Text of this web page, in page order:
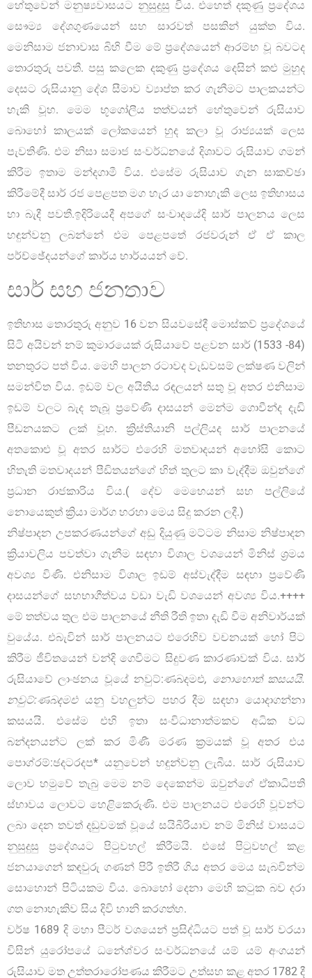
හේතුවෙන් මනුෂ්‍යවාසයට නුසුදුසු විය. එහෙත් දකුණු ප්‍රදේශය
සෞම්‍ය දේශගුණයෙන් සහ සාරවත් පසකින් යුක්ත විය.
මෙනිසාම ජනාවාස බිහි වීම මේ ප්‍රදේශයෙන් ආරම්භ වූ බවටද
තොරතුරු පවතී. පසු කලෙක දකුණු ප්‍රදේශය දෙසින් කළු මුහුද
දෙසට රුසියානු දේශ සීමාව ව්‍යාප්ත කර ගැනීමට පාලකයන්ට
හැකි වූහ. මෙම භූගෝලීය තත්වයන් හේතුවෙන් රුසියාව
බොහෝ කාලයක් ලෝකයෙන් හුද කලා වූ රාජ්‍යයක් ලෙස
පැවතිණි. එම නිසා සමාජ සංවර්ධනයේ දිශාවට රුසියාව ගමන්
කිරීම ඉතාම මන්දගාමී විය. එසේම රුසියාව ගැන සාකච්ඡා
කිරීමේදී සාර් රජ පෙළපත මග හැර යා නොහැකි ලෙස ඉතිහාසය
හා බැදී පවතී.ඉදිරියෙදී අපගේ සංවාදයේදි සාර් පාලනය ලෙස
හඳුන්වනු ලබන්නේ එම පෙළපතේ රජවරුන් ඒ ඒ කාල
පර්ච්ඡේදයන්ගේ කාර්ය භාර්යයන් වේ.
සාර් සහ ජනතාව
ඉතිහාස තොරතුරු අනුව 16 වන සියවසේදී මොස්කව් ප්‍රදේශයේ
සිටි අයිවන් නම් කුමාරයෙක් රුසියාවේ පළවන සාර් (1533 -84)
තනතුරට පත් විය. මෙහි පාලන රටාවද වැඩවසම් ලක්ෂණ වලින්
සමන්විත විය. ඉඩම් වල අයිතිය රඳලයන් සතු වූ අතර එනිසාම
ඉඩම් වලට බැද තැබූ ප්‍රවේණි දාසයන් මෙන්ම ගොවීන්ද දැඩි
පීඩනයකට ලක් වූහ. ක්‍රිස්තියානි පල්ලියද සාර් පාලනයේ
අතකොළු වූ අතර සාර්ට එරෙහි මතවාදයන් අහෝසි කොට
හිතැති මතවාදයන් පීඩිතයන්ගේ හිත් තුලට කා වැද්දීම ඔවුන්ගේ
ප්‍රධාන රාජකාරිය විය.( දේව මෙහෙයන් සහ පල්ලියේ
නොයෙකුත් ක්‍රියා මාර්ග හරහා මෙය සිදු කරන ලදී.)
නිෂ්පාදන උපකරණයන්ගේ අඩු දියුණු මට්ටම නිසාම නිෂ්පාදන
ක්‍රියාවලිය පවත්වා ගැනීම සඳහා විශාල වශයෙන් මිනිස් ශ්‍රමය
අවශ්‍ය විණි. එනිසාම විශාල ඉඩම් අස්වැද්දීම සඳහා ප්‍රවේණි
දාසයන්ගේ සහභාගීත්වය වඩා වැඩි වශයෙන් අවශ්‍ය විය.++++
මේ තත්වය තුල එම පාලනයේ නීති රීති ඉතා දැඩි වීම අනිවාර්යක්
වුයේය. එබැවින් සාර් පාලනයට එරෙහිව වචනයක් හෝ පිට
කිරීම ජීවිතයෙන් වන්දි ගෙවීමට සිදුවණ කාරණාවක් විය. සාර්
රුසියාවේ ලාංඡනය වූයේ නවුට්:ණබදමඑ, නොහොත් කසයයි.
නවුට්:ණබදමඑයනු වහලුන්ට පහර දීම සඳහා යොදාගන්නා
කසයයි. එසේම එහි ඉතා සංවිධානාත්මකව අධික වධ
බන්දනයන්ට ලක් කර මිණී මරණ ක්‍රමයක් වූ අතර එය
පොග්රම්:ඡදටරදප* යනුවෙන් හඳුන්වනු ලැබීය. සාර් රුසියාව
ලොව හමුවේ තැබු මෙම නම් දෙකෙන්ම ඔවුන්ගේ ඒකාධිපති
ස්භාවය ලොවට හෙළිකෙරුණි. එම පාලනයට එරෙහි වූවන්ට
ලබා දෙන තවත් දඩුවමක් වූයේ සයිබීරියාව නම් මිනිස් වාසයට
නුසුදුසු ප්‍රදේශයට පිටුවහල් කිරීමයි. එසේ පිටුවහල් කළ
ජනයාගෙන් කඳවුරු ගණන් පිරී ඉතිරී ගිය අතර මෙය සැබවින්ම
සොහොන් පිටියකම විය. බොහෝ දෙනා මෙහි කටුක බව දරා
ගත නොහැකිව සිය දිවි හානි කරගත්හ.
වර්ෂ 1689 දි මහා පීටර් වශයෙන් ප්‍රසිද්ධියට පත් වූ සාර් වරයා
විසින් යුරෝපයේ ධනේශ්වර සංවර්ධනයේ යම් යම් අංගයන්
රුසියාව මත උත්තරාරෝපණය කිරීමට උත්සහ කළ අතර 1782 දී